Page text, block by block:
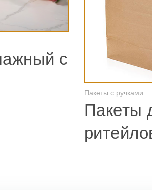
с
Пакеты с ручками
Пакеты